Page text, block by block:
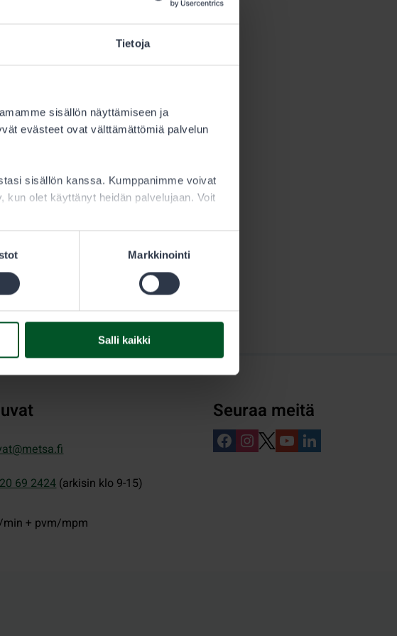
Tietoja
sisällön näyttämiseen ja
evästeet ovat välttämättömiä palvelun
sisällön kanssa. Kumppanimme voivat
kun olet käyttänyt heidän palvelujaan. Voit
Markkinointi
Salli kaikki
69 2424(arkisin klo 9-15)
min + pvm/mpm
Seuraa meitä